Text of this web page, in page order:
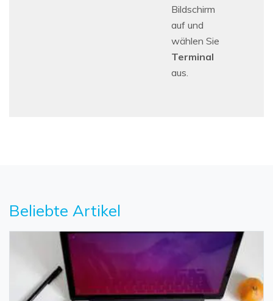
Bildschirm
auf und
wählen Sie
Terminal
aus.
Beliebte Artikel